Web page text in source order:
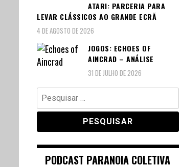
ATARI: PARCERIA PARA
LEVAR CLÁSSICOS AO GRANDE ECRÃ
4 DE AGOSTO DE 2026
JOGOS: ECHOES OF
AINCRAD – ANÁLISE
31 DE JULHO DE 2026
Pesquisar
por:
PODCAST PARANOIA COLETIVA